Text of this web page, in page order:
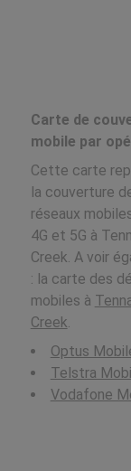
Carte de
mobile par
Cette carte
la couverture
réseaux
4G et 5G à
Creek. A voir
: la carte des
mobiles à
Creek
Optus
Telstra
Vodafone